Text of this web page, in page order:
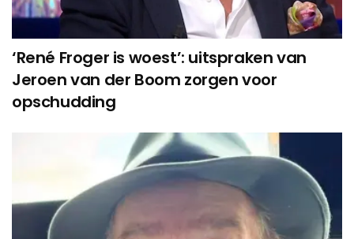
‘René Froger is woest’: uitspraken van
Jeroen van der Boom zorgen voor
opschudding